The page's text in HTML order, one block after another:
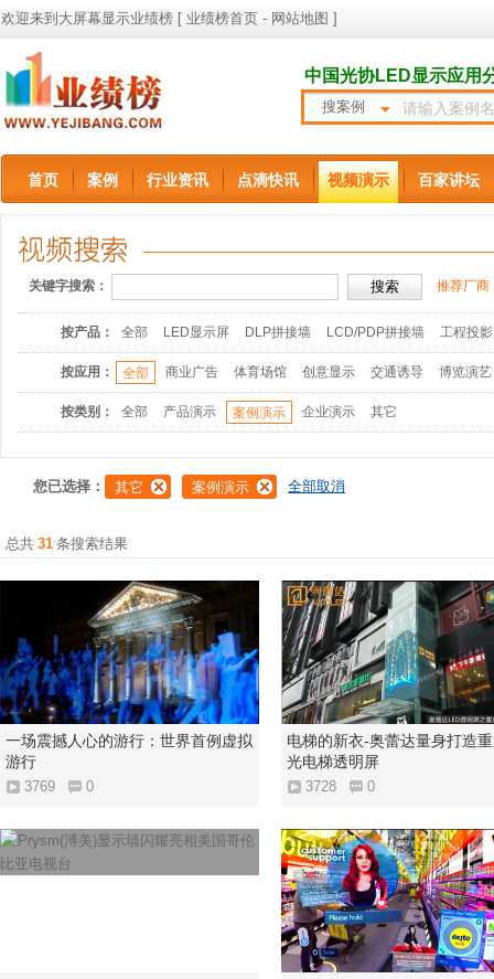
欢迎来到大屏幕显示业绩榜 [ 业绩榜首页 - 网站地图 ]
中国光协LED显示应用
搜案例
首页 案例 行业资讯 点滴快讯 视频演示 百家讲坛
关键字搜索： 推荐厂商
按产品： 全部 LED显示屏 DLP拼接墙 LCD/PDP拼接墙 工程投影
按应用： 全部 商业广告 体育场馆 创意显示 交通诱导 博览演艺
按类别： 全部 产品演示 案例演示 企业演示 其它
您已选择： 其它 案例演示 全部取消
总共 31 条搜索结果
一场震撼人心的游行：世界首例虚拟
游行
3769 0
电梯的新衣-奥蕾达量身打造
光电梯透明屏
3728 0